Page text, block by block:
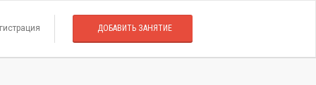
ДОБАВИТЬ ЗАНЯТИЕ